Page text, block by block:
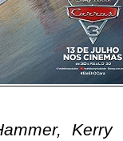
Kerry